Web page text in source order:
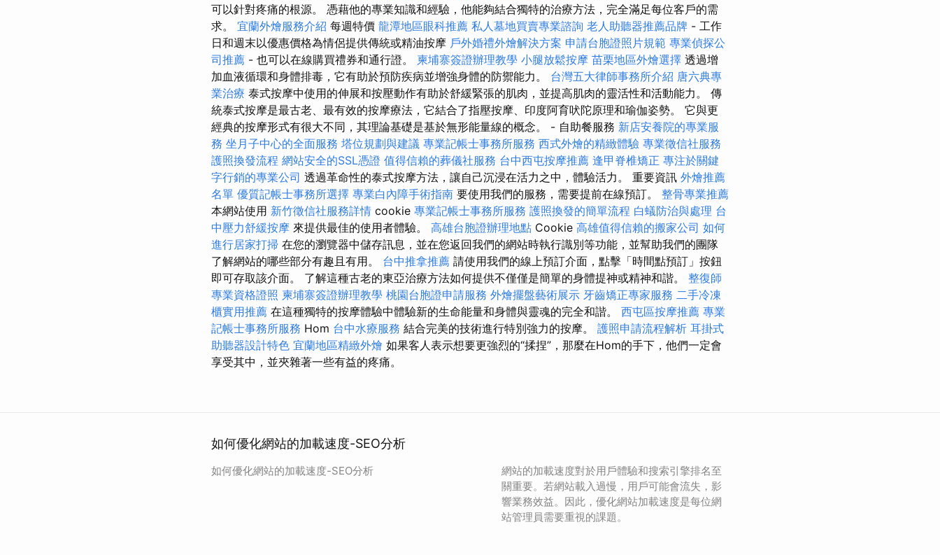
可以針對疼痛的根源。 憑藉他的專業知識和經驗，他能夠結合獨特的治療方法，完全滿足每位客戶的需
求。 宜蘭外燴服務介紹 每週特價 龍潭地區眼科推薦 私人墓地買賣專業諮詢 老人助聽器推薦品牌 - 工作
日和週末以優惠價格為情侶提供傳統或精油按摩 戶外婚禮外燴解決方案 申請台胞證照片規範 專業偵探公
司推薦 - 也可以在線購買禮券和通行證。 柬埔寨簽證辦理教學 小腿放鬆按摩 苗栗地區外燴選擇 透過增
加血液循環和身體排毒，它有助於預防疾病並增強身體的防禦能力。 台灣五大律師事務所介紹 唐六典專
業治療 泰式按摩中使用的伸展和按壓動作有助於舒緩緊張的肌肉，並提高肌肉的靈活性和活動能力。 傳
統泰式按摩是最古老、最有效的按摩療法，它結合了指壓按摩、印度阿育吠陀原理和瑜伽姿勢。 它與更
經典的按摩形式有很大不同，其理論基礎是基於無形能量線的概念。 - 自助餐服務 新店安養院的專業服
務 坐月子中心的全面服務 塔位規劃與建議 專業記帳士事務所服務 西式外燴的精緻體驗 專業徵信社服務
護照換發流程 網站安全的SSL憑證 值得信賴的葬儀社服務 台中西屯按摩推薦 逢甲脊椎矯正 專注於關鍵
字行銷的專業公司 透過革命性的泰式按摩方法，讓自己沉浸在活力之中，體驗活力。 重要資訊 外燴推薦
名單 優質記帳士事務所選擇 專業白內障手術指南 要使用我們的服務，需要提前在線預訂。 整骨專業推薦
本網站使用 新竹徵信社服務詳情 cookie 專業記帳士事務所服務 護照換發的簡單流程 白蟻防治與處理 台
中壓力舒緩按摩 來提供最佳的使用者體驗。 高雄台胞證辦理地點 Cookie 高雄值得信賴的搬家公司 如何
進行居家打掃 在您的瀏覽器中儲存訊息，並在您返回我們的網站時執行識別等功能，並幫助我們的團隊
了解網站的哪些部分有趣且有用。 台中推拿推薦 請使用我們的線上預訂介面，點擊「時間點預訂」按鈕
即可存取該介面。 了解這種古老的東亞治療方法如何提供不僅僅是簡單的身體提神或精神和諧。 整復師
專業資格證照 柬埔寨簽證辦理教學 桃園台胞證申請服務 外燴擺盤藝術展示 牙齒矯正專家服務 二手冷凍
櫃實用推薦 在這種獨特的按摩體驗中體驗新的生命能量和身體與靈魂的完全和諧。 西屯區按摩推薦 專業
記帳士事務所服務 Hom 台中水療服務 結合完美的技術進行特別強力的按摩。 護照申請流程解析 耳掛式
助聽器設計特色 宜蘭地區精緻外燴 如果客人表示想要更強烈的“揉捏”，那麼在Hom的手下，他們一定會
享受其中，並夾雜著一些有益的疼痛。
如何優化網站的加載速度-SEO分析
如何優化網站的加載速度-SEO分析
網站的加載速度對於用戶體驗和搜索引擎排名至
關重要。若網站載入過慢，用戶可能會流失，影
響業務效益。因此，優化網站加載速度是每位網
站管理員需要重視的課題。